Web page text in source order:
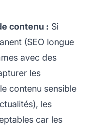
contenu : Si
(SEO longue
avec des
les
contenu sensible
les
car les